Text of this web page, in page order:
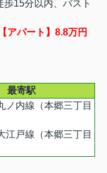
15分以内、バスト
アパート】8.8万円
最寄駅
ノ内線（本郷三丁目
江戸線（本郷三丁目